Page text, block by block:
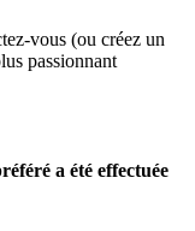
vous (ou créez un
passionnant
a été effectuée